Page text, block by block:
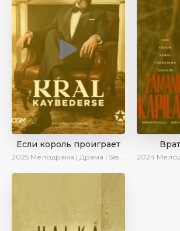
Если король проиграет
2025 Мелодрама | Драма | SesDizi | Ирина Котова | AlisaDirilis | Turok1990 | Новинки | Сериалы 2025 2024